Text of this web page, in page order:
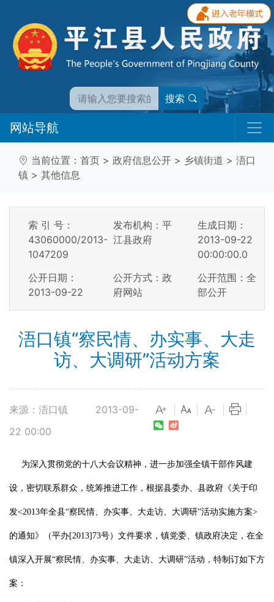
搜索
网站导航
当前位置： 首页 > 政府信息公开 > 乡镇街道 > 浯口
镇 > 其他信息
索 引 号：
43060000/2013-
1047209
发布机构：平
江县政府
生成日期：
2013-09-22
00:00:00.0
公开日期：
2013-09-22
公开方式：政
府网站
公开范围：全
部公开
浯口镇“察民情、办实事、大走
访、大调研”活动方案
来源：浯口镇
2013-09-
22 00:00
为深入贯彻党的十八大会议精神，进一步加强全镇干部作风建
设，密切联系群众，统筹推进工作，根据县委办、县政府《关于印
发<2013年全县“察民情、办实事、大走访、大调研”活动实施方案>
的通知》（平办[2013]73号）文件要求，镇党委、镇政府决定，在全
镇深入开展“察民情、办实事、大走访、大调研”活动，特制订如下方
案：